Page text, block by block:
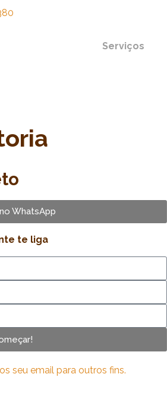
Serviços
WhatsApp
te liga
seu email para outros fins.